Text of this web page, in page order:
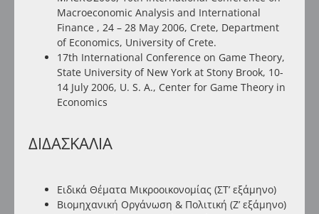
Macroeconomic Analysis and International
Finance , 24 – 28 May 2006, Crete, Department
of Economics, University of Crete.
17th International Conference on Game Theory,
State University of New York at Stony Brook, 10-
14 July 2006, U. S. A., Center for Game Theory in
Economics
ΔΙΔΑΣΚΑΛΙΑ
Ειδικά Θέματα Μικροοικονομίας (ΣΤ’ εξάμηνο)
Βιομηχανική Οργάνωση & Πολιτική (Ζ’ εξάμηνο)